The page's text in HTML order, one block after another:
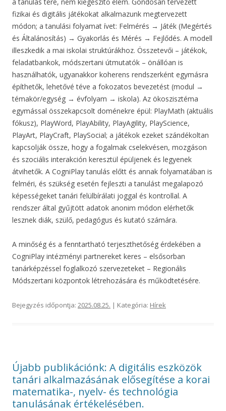
fizikai és digitális játékokat alkalmazunk megtervezett
módon; a tanulási folyamat ívet: Felmérés → Játék (Megértés
és Általánosítás) → Gyakorlás és Mérés → Fejlődés. A modell
illeszkedik a mai iskolai struktúrákhoz. Összetevői – játékok,
feladatbankok, módszertani útmutatók – önállóan is
használhatók, ugyanakkor koherens rendszerként egymásra
építhetők, lehetővé téve a fokozatos bevezetést (modul →
témakör/egység → évfolyam → iskola). Az ökoszisztéma
egymással összekapcsolt doménekre épül: PlayMath (aktuális
fókusz), PlayWord, PlayAbility, PlayAgility, PlayScience,
PlayArt, PlayCraft, PlaySocial; a játékok ezeket szándékoltan
kapcsolják össze, hogy a fogalmak cselekvésen, mozgáson
és szociális interakción keresztül épüljenek és legyenek
átvihetők. A CogniPlay tanulás előtt és annak folyamatában is
felméri, és szükség esetén fejleszti a tanulást megalapozó
képességeket tanári felülbírálati joggal és kontrollal. A
rendszer által gyűjtött adatok anonim módon elérhetők
lesznek diák, szülő, pedagógus és kutató számára.
A minőség és a fenntartható terjeszthetőség érdekében a
CogniPlay intézményi partnereket keres – elsősorban
tanárképzéssel foglalkozó szervezeteket – Regionális
Módszertani központok létrehozására és működtetésére.
Bejegyzés időpontja: 2025.08.25. | Kategória: Hírek
Újabb publikációnk: A digitális eszközök
tanári alkalmazásának elősegítése a korai
matematika-, nyelv- és technológia
tanulásának értékelésében.